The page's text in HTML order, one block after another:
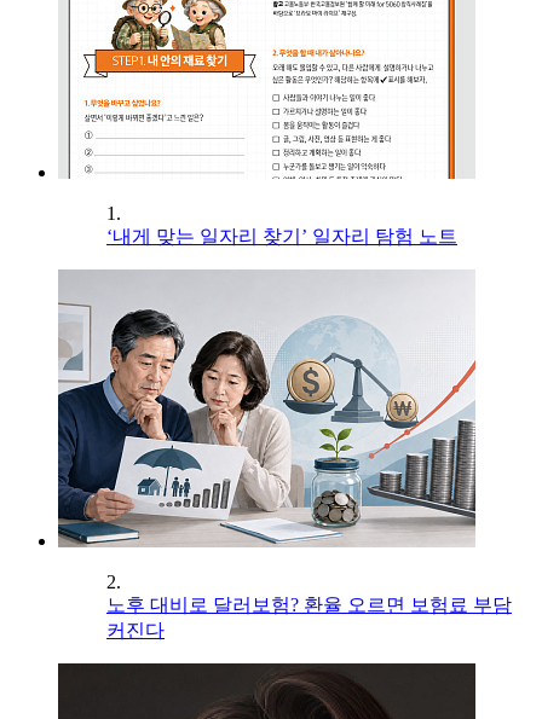
1.
‘내게 맞는 일자리 찾기’ 일자리 탐험 노트
2.
노후 대비로 달러보험? 환율 오르면 보험료 부담
커진다